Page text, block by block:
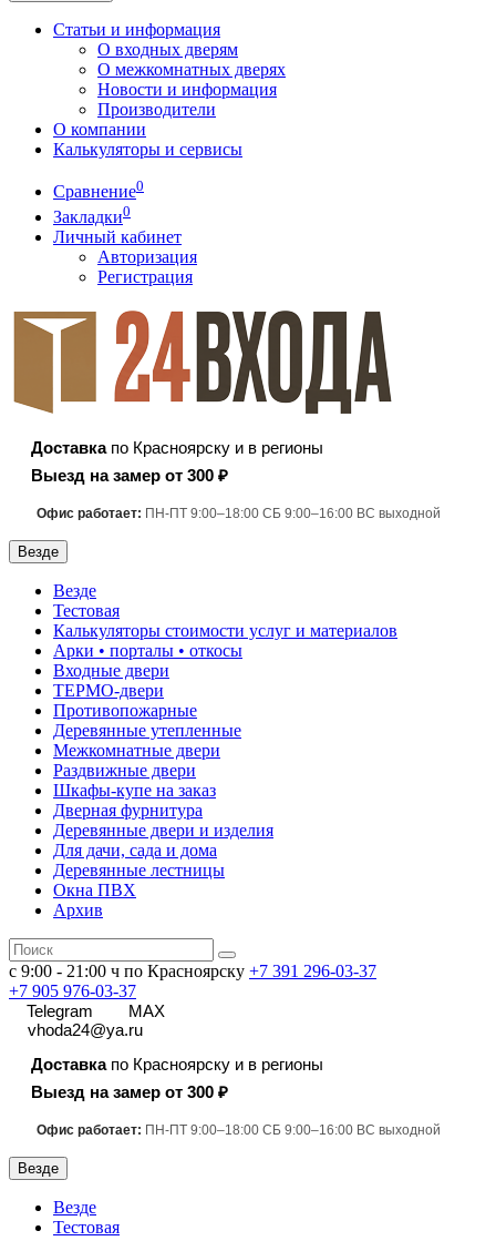
Статьи и информация
О входных дверям
О межкомнатных дверях
Новости и информация
Производители
О компании
Калькуляторы и сервисы
Сравнение0
Закладки0
Личный кабинет
Авторизация
Регистрация
Доставкапо Красноярску и в регионы
Выезд на замер от 300 ₽
Офис работает: ПН-ПТ 9:00–18:00 СБ 9:00–16:00 ВС выходной
Везде
Везде
Тестовая
Калькуляторы стоимости услуг и материалов
Арки • порталы • откосы
Входные двери
ТЕРМО-двери
Противопожарные
Деревянные утепленные
Межкомнатные двери
Раздвижные двери
Шкафы-купе на заказ
Дверная фурнитура
Деревянные двери и изделия
Для дачи, сада и дома
Деревянные лестницы
Окна ПВХ
Архив
с 9:00 - 21:00 ч по Красноярску +7 391 296-03-37
+7 905 976-03-37
Telegram
MAX
vhoda24@ya.ru
Доставкапо Красноярску и в регионы
Выезд на замер от 300 ₽
Офис работает: ПН-ПТ 9:00–18:00 СБ 9:00–16:00 ВС выходной
Везде
Везде
Тестовая